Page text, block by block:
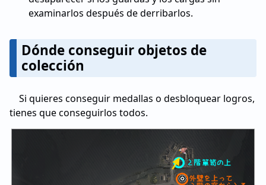
examinarlos después de derribarlos.
Dónde conseguir objetos de
colección
Si quieres conseguir medallas o desbloquear logros,
tienes que conseguirlos todos.